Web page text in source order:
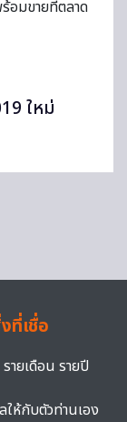
ใหม่
ที่เชื่อ
ายเดือน รายปี
ห้กับตัวท่านเอง